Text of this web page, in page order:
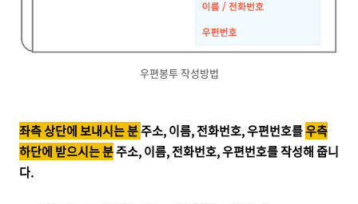
우편봉투 작성방법
좌측 상단에 보내시는 분주소, 이름, 전화번호, 우편번호를우측
하단에 받으시는 분주소, 이름, 전화번호, 우편번호를 작성해 줍니
다.